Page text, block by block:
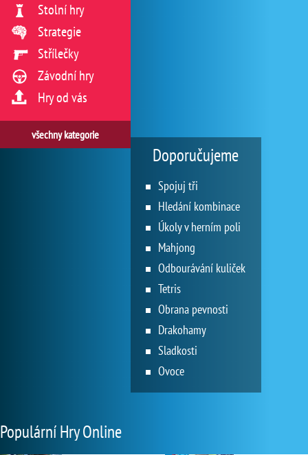
Stolní hry
Strategie
Střílečky
Závodní hry
Hry od vás
všechny kategorie
Doporučujeme
Spojuj tři
Hledání kombinace
Úkoly v herním poli
Mahjong
Odbourávání kuliček
Tetris
Obrana pevnosti
Drakohamy
Sladkosti
Ovoce
Populární Hry Online